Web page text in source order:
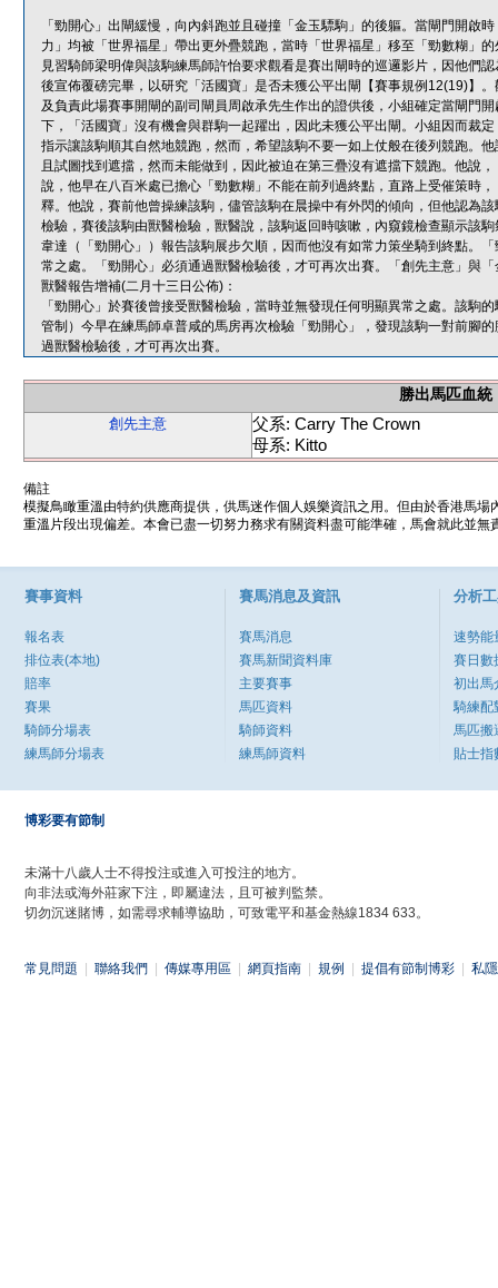
「勁開心」出閘緩慢，向內斜跑並且碰撞「金玉驃駒」的後軀。當閘門開啟
力」均被「世界福星」帶出更外疊競跑，當時「世界福星」移至「勁數糊」
見習騎師梁明偉與該駒練馬師許怡要求觀看是賽出閘時的巡邏影片，因他們
後宣佈覆磅完畢，以研究「活國寶」是否未獲公平出閘【賽事規例12(19)】
及負責此場賽事開閘的副司閘員周啟承先生作出的證供後，小組確定當閘門
下，「活國寶」沒有機會與群駒一起躍出，因此未獲公平出閘。小組因而裁
指示讓該駒順其自然地競跑，然而，希望該駒不要一如上仗般在後列競跑。
且試圖找到遮擋，然而未能做到，因此被迫在第三疊沒有遮擋下競跑。他說
說，他早在八百米處已擔心「勁數糊」不能在前列過終點，直路上受催策時
釋。他說，賽前他曾操練該駒，儘管該駒在晨操中有外閃的傾向，但他認為
檢驗，賽後該駒由獸醫檢驗，獸醫說，該駒返回時咳嗽，內窺鏡檢查顯示該
韋達（「勁開心」）報告該駒展步欠順，因而他沒有如常力策坐騎到終點。
常之處。「勁開心」必須通過獸醫檢驗後，才可再次出賽。「創先主意」與
獸醫報告增補(二月十三日公佈)：
「勁開心」於賽後曾接受獸醫檢驗，當時並無發現任何明顯異常之處。該駒
管制）今早在練馬師卓普咸的馬房再次檢驗「勁開心」，發現該駒一對前腳
過獸醫檢驗後，才可再次出賽。
勝出馬匹血統
創先主意
父系: Carry The Crown
母系: Kitto
備註
模擬鳥瞰重溫由特約供應商提供，供馬迷作個人娛樂資訊之用。但由於香港馬
重溫片段出現偏差。本會已盡一切努力務求有關資料盡可能準確，馬會就此並
賽事資料
報名表
排位表(本地)
賠率
賽果
騎師分場表
練馬師分場表
賽馬消息及資訊
賽馬消息
賽馬新聞資料庫
主要賽事
馬匹資料
騎師資料
練馬師資料
分析
速勢能
賽日數
初出馬
騎練配
馬匹搬
貼士指
博彩要有節制
未滿十八歲人士不得投注或進入可投注的地方。
向非法或海外莊家下注，即屬違法，且可被判監禁。
切勿沉迷賭博，如需尋求輔導協助，可致電平和基金熱線1834 633。
常見問題 聯絡我們 傳媒專用區 網頁指南 規例 提倡有節制博彩 私